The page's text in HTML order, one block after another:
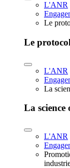
L'ANR
Le
Le
L'ANR
La
La science
L'ANR